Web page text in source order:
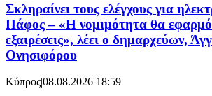
Σκληραίνει τους ελέγχους για
Πάφος – «Η νομιμότητα θα
εξαιρέσεις», λέει ο δημαρχεύων,
Ονησιφόρου
Κύπρος|08.08.2026 18:59